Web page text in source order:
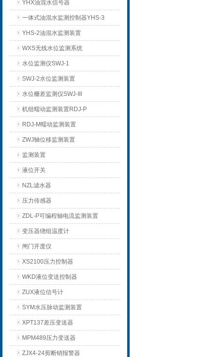
YHX油混水信号器
一体式油混水监测控制器YHS-3
YHS-2油混水监测装置
WXS无线水位监测系统
水位监测仪SWJ-1
SWJ-2水位监测装置
水位栅差监测仪SWJ-III
机组蠕动监测装置RDJ-P
RDJ-M蠕动监测装置
ZWJ轴位移监测装置
监测装置
液位开关
NZL滤水器
压力传感器
ZDL-P可编程轴电流监测装置
变压器绕组温度计
闸门开度仪
XS2100压力控制器
WKD液位变送控制器
ZUX液位信号计
SYM水压脉动监测装置
XPT137差压变送器
MPM489压力变送器
ZJX4-24剪断销报警器